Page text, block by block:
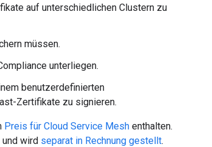
auf unterschiedlichen Clustern zu
müssen.
unterliegen.
benutzerdefinierten
Zertifikate zu signieren.
Preis für Cloud Service Mesh enthalten.
wird separat in Rechnung gestellt.